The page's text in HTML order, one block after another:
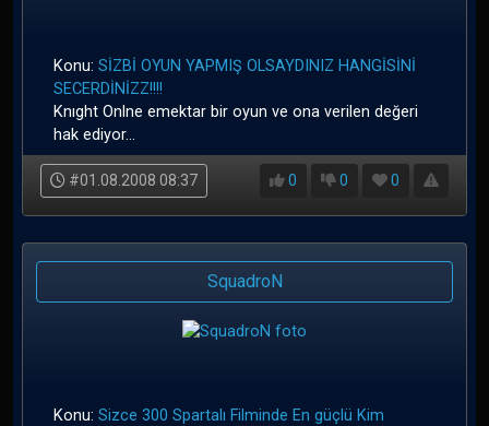
Konu: SİZBİ OYUN YAPMIŞ OLSAYDINIZ HANGİSİNİ
SECERDİNİZZ!!!!
Knıght Onlne emektar bir oyun ve ona verilen değeri
hak ediyor...
#01.08.2008 08:37 0 0 0
SquadroN
Konu: Sizce 300 Spartalı Filminde En güçlü Kim